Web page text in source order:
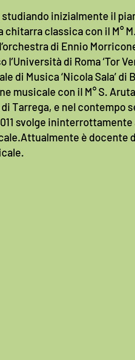
inizialmente il
classica con il M°
di Ennio
di Roma ‘Tor
di Musica ‘Nicola Sala’ di
musicale con il M° S.
Tarrega, e nel contempo
svolge
è docente